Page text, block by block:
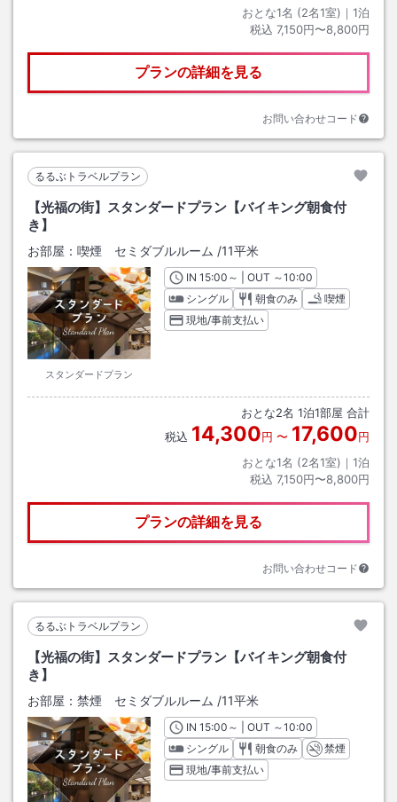
おとな1名 (2名1室)｜ 1泊
税込 7,150円〜8,800円
プランの詳細を見る
お問い合わせコード
るるぶトラベルプラン
【光福の街】スタンダードプラン【バイキング朝食付
き】
お部屋： 喫煙 セミダブルルーム /11平米
スタンダードプラン
INチェックイン
15:00 ～ | OUT チェックアウト
～10:00
シングル
朝食のみ
喫煙
現地/事前支払い
おとな2名 1泊1部屋 合計
税込 14,300円 〜 17,600円
おとな1名 (2名1室)｜ 1泊
税込 7,150円〜8,800円
プランの詳細を見る
お問い合わせコード
るるぶトラベルプラン
【光福の街】スタンダードプラン【バイキング朝食付
き】
お部屋： 禁煙 セミダブルルーム /11平米
INチェックイン
15:00 ～ | OUT チェックアウト
～10:00
シングル
朝食のみ
禁煙
現地/事前支払い